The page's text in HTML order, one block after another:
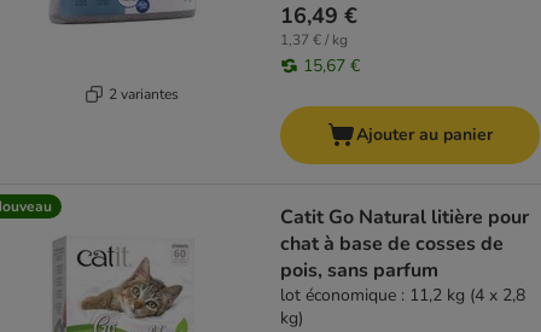
2 variantes
16,49 €
1,37 € / kg
15,67 €
Ajouter au panier
Catit Go Natural litière pour
chat à base de cosses de
pois, sans parfum
lot économique : 11,2 kg (4 x 2,8
kg)